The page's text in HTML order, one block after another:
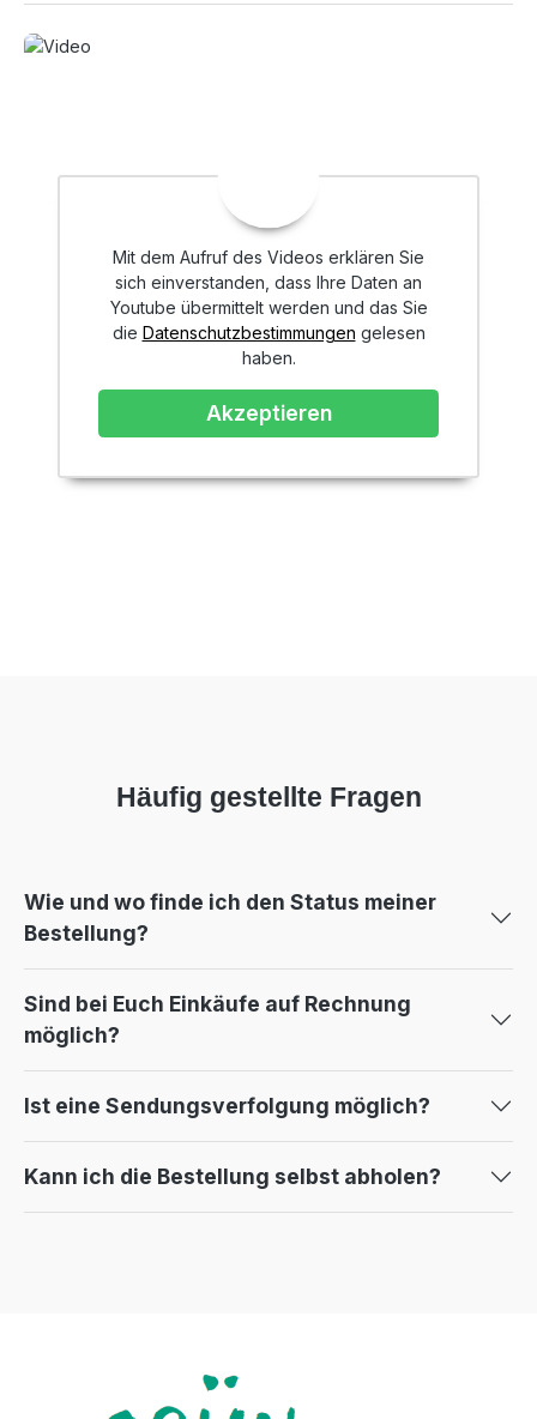
Mit dem Aufruf des Videos erklären Sie
sich einverstanden, dass Ihre Daten an
Youtube übermittelt werden und das Sie
die Datenschutzbestimmungen gelesen
haben.
Akzeptieren
Häufig gestellte Fragen
Wie und wo finde ich den Status meiner
Bestellung?
Sind bei Euch Einkäufe auf Rechnung
möglich?
Ist eine Sendungsverfolgung möglich?
Kann ich die Bestellung selbst abholen?